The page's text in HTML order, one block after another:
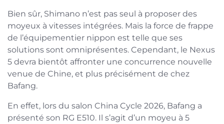
Bien sûr, Shimano n’est pas seul à proposer des
moyeux à vitesses intégrées. Mais la force de frappe
de l’équipementier nippon est telle que ses
solutions sont omniprésentes. Cependant, le Nexus
5 devra bientôt affronter une concurrence nouvelle
venue de Chine, et plus précisément de chez
Bafang.
En effet, lors du salon China Cycle 2026, Bafang a
présenté son RG E510. Il s’agit d’un moyeu à 5